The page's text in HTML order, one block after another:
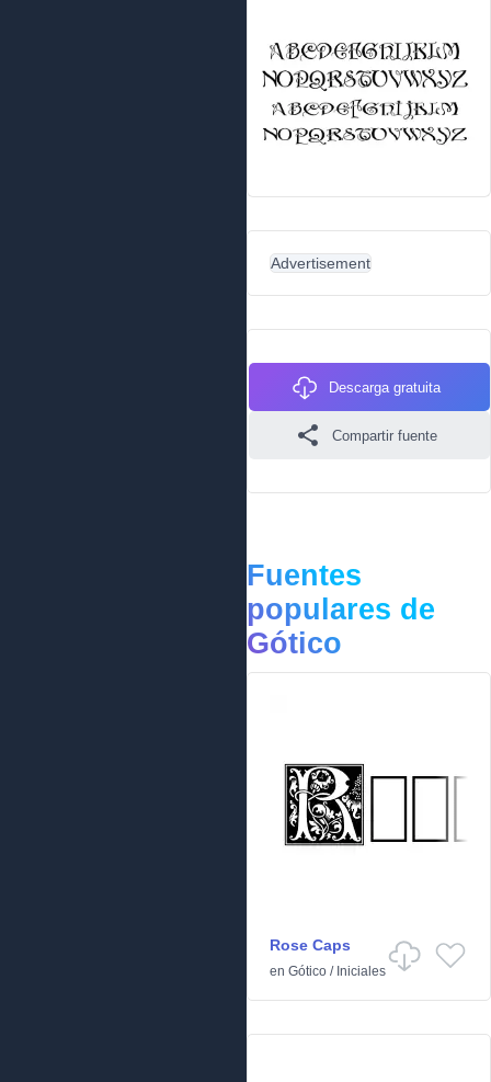
Advertisement
Descarga gratuita
Compartir fuente
Fuentes
populares de
Gótico
Rose Caps
en Gótico / Iniciales